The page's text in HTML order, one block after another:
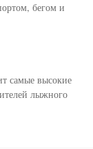
бегом и
самые высокие
лыжного